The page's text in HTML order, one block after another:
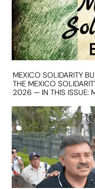
MEXICO SOLIDARITY
THE MEXICO
2026 — IN THIS ISSUE: